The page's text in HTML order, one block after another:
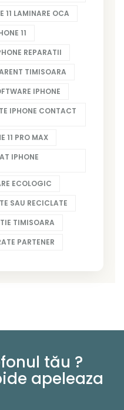
11 LAMINARE OCA
11
REPARATII
TIMISOARA
IPHONE
IPHONE CONTACT
11 PRO MAX
IPHONE
ECOLOGIC
SAU RECICLATE
TIMISOARA
PARTENER
tău ?
apeleaza